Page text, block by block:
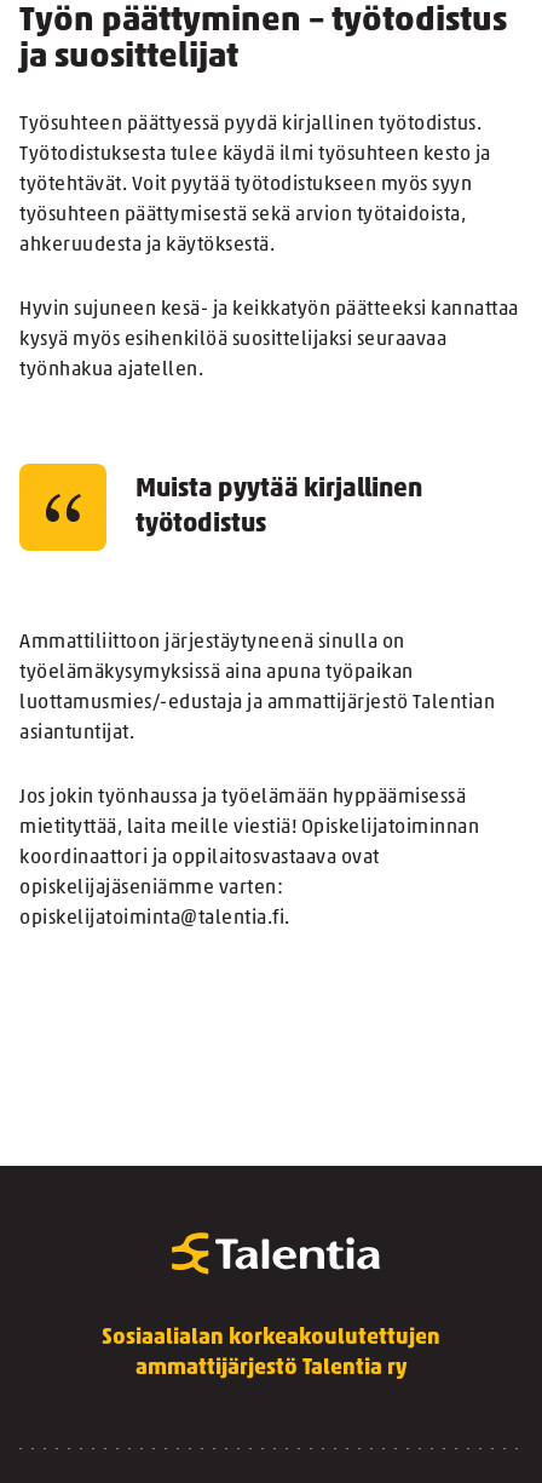
Työn päättyminen – työtodistus
ja suosittelijat
Työsuhteen päättyessä pyydä kirjallinen työtodistus.
Työtodistuksesta tulee käydä ilmi työsuhteen kesto ja
työtehtävät. Voit pyytää työtodistukseen myös syyn
työsuhteen päättymisestä sekä arvion työtaidoista,
ahkeruudesta ja käytöksestä.
Hyvin sujuneen kesä- ja keikkatyön päätteeksi kannattaa
kysyä myös esihenkilöä suosittelijaksi seuraavaa
työnhakua ajatellen.
Muista pyytää kirjallinen
työtodistus
Ammattiliittoon järjestäytyneenä sinulla on
työelämäkysymyksissä aina apuna työpaikan
luottamusmies/-edustaja ja ammattijärjestö Talentian
asiantuntijat.
Jos jokin työnhaussa ja työelämään hyppäämisessä
mietityttää, laita meille viestiä! Opiskelijatoiminnan
koordinaattori ja oppilaitosvastaava ovat
opiskelijajäseniämme varten:
opiskelijatoiminta@talentia.fi.
Sosiaalialan korkeakoulutettujen
ammattijärjestö Talentia ry